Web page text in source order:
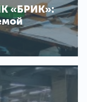
«БРИК»: